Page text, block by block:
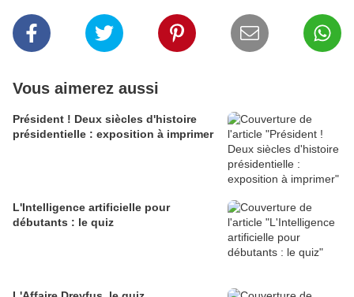
Vous aimerez aussi
Président ! Deux siècles d'histoire
présidentielle : exposition à imprimer
L'Intelligence artificielle pour
débutants : le quiz